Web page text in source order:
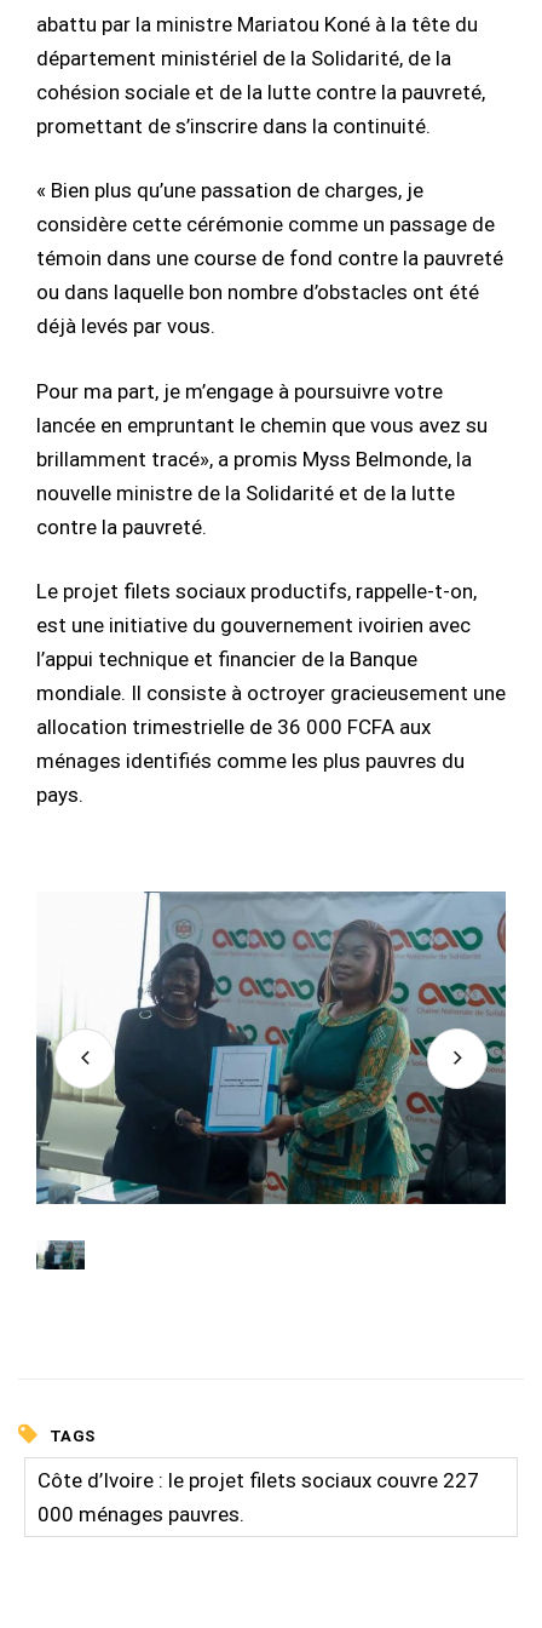
abattu par la ministre Mariatou Koné à la tête du
département ministériel de la Solidarité, de la
cohésion sociale et de la lutte contre la pauvreté,
promettant de s’inscrire dans la continuité.
« Bien plus qu’une passation de charges, je
considère cette cérémonie comme un passage de
témoin dans une course de fond contre la pauvreté
ou dans laquelle bon nombre d’obstacles ont été
déjà levés par vous.
Pour ma part, je m’engage à poursuivre votre
lancée en empruntant le chemin que vous avez su
brillamment tracé», a promis Myss Belmonde, la
nouvelle ministre de la Solidarité et de la lutte
contre la pauvreté.
Le projet filets sociaux productifs, rappelle-t-on,
est une initiative du gouvernement ivoirien avec
l’appui technique et financier de la Banque
mondiale. Il consiste à octroyer gracieusement une
allocation trimestrielle de 36 000 FCFA aux
ménages identifiés comme les plus pauvres du
pays.
TAGS
Côte d’Ivoire : le projet filets sociaux couvre 227
000 ménages pauvres.